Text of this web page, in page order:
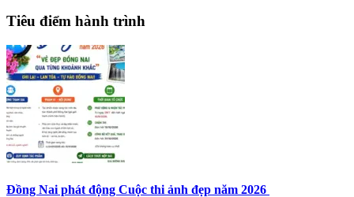
Tiêu điểm hành trình
Đồng Nai phát động Cuộc thi ảnh đẹp năm 2026